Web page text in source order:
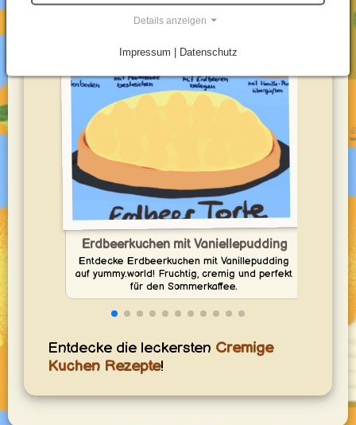
Rezepte zum Nachmachen
Erdbeerkuchen mit Vaniellepudding
Entdecke Erdbeerkuchen mit Vanillepudding
auf yummy.world! Fruchtig, cremig und perfekt
für den Sommerkaffee.
Entdecke die leckersten Cremige
Kuchen Rezepte!
Details anzeigen
Impressum | Datenschutz